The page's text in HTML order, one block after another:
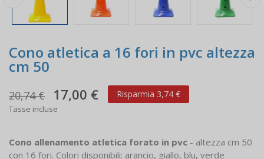
Cono atletica a 16 fori in pvc altezza
cm 50
20,74 € 17,00 € Risparmia 3,74 €
Tasse incluse
Cono allenamento atletica forato in pvc - altezza cm 50
con 16 fori. Colori disponibili: arancio, giallo, blu, verde